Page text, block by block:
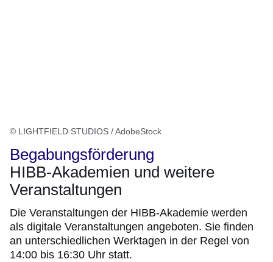
© LIGHTFIELD STUDIOS / AdobeStock
Begabungsförderung
HIBB-Akademien und weitere
Veranstaltungen
Die Veranstaltungen der HIBB-Akademie werden
als digitale Veranstaltungen angeboten. Sie finden
an unterschiedlichen Werktagen in der Regel von
14:00 bis 16:30 Uhr statt.